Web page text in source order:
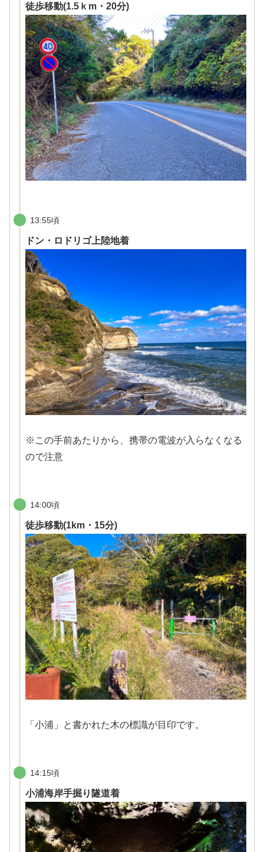
徒歩移動(1.5ｋm・20分)
13:55頃
ドン・ロドリゴ上陸地着
※この手前あたりから、携帯の電波が入らなくなる
ので注意
14:00頃
徒歩移動(1km・15分)
「小浦」と書かれた木の標識が目印です。
14:15頃
小浦海岸手掘り隧道着